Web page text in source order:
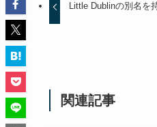
Little Dublinの別名を
関連記事